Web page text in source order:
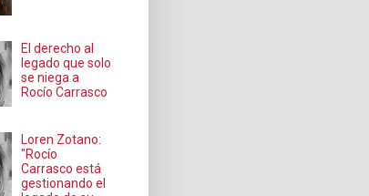
El derecho al
legado que solo
se niega a
Rocío Carrasco
Loren Zotano:
"Rocío
Carrasco está
gestionando el